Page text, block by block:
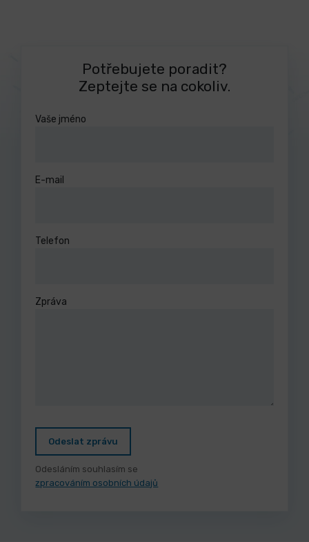
Potřebujete poradit?
Zeptejte se na cokoliv.
Vaše jméno
E-mail
Telefon
Zpráva
Odeslat zprávu
Odesláním souhlasím se
zpracováním osobních údajů